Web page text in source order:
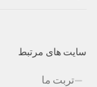
سایت های مرتبط
تربت ما